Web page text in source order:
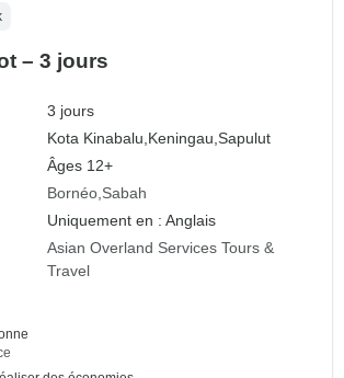
– 3 jours
3 jours
Kota Kinabalu,Keningau,Sapulut
Âges 12+
Bornéo Sabah
Uniquement en : Anglais
Asian Overland Services Tours &
Travel